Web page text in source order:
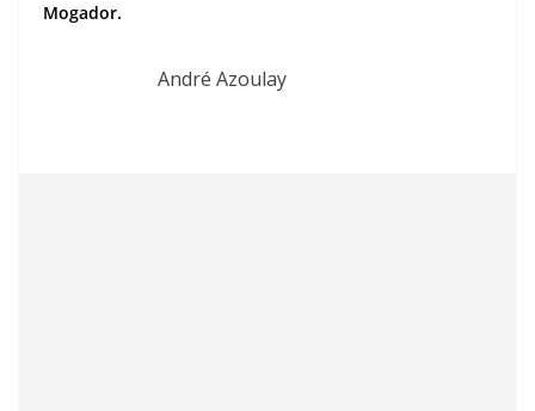
Mogador.
André Azoulay